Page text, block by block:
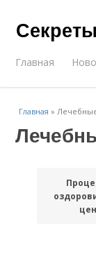
Главная
Главная »